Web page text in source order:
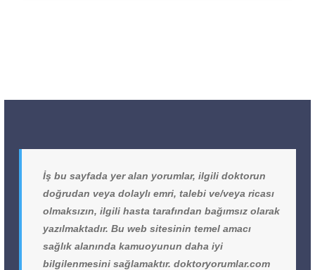
İş bu sayfada yer alan yorumlar, ilgili doktorun
doğrudan veya dolaylı emri, talebi ve/veya ricası
olmaksızın, ilgili hasta tarafından bağımsız olarak
yazılmaktadır. Bu web sitesinin temel amacı
sağlık alanında kamuoyunun daha iyi
bilgilenmesini sağlamaktır. doktoryorumlar.com